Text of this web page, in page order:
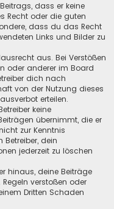
dass er keine
Recht oder die guten
dass du das Recht
Links und Bilder zu
aus. Bei Verstößen
oder anderer im Board
dich nach
von der Nutzung dieses
erteilen.
keine
übernimmt, die er
zur Kenntnis
dein
jederzeit zu löschen
hinaus, deine Beiträge
verstoßen oder
Dritten Schaden